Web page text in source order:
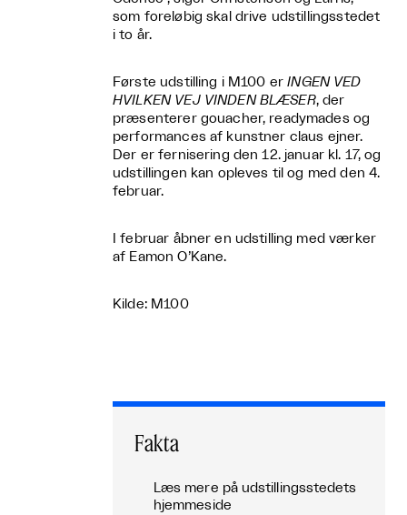
som foreløbig skal drive udstillingsstedet
i to år.
Første udstilling i M100 erINGEN VED
HVILKEN VEJ VINDEN BLÆSER, der
præsenterer gouacher, readymades og
performances af kunstner claus ejner.
Der er fernisering den 12. januar kl. 17, og
udstillingen kan opleves til og med den 4.
februar.
I februar åbner en udstilling med værker
af Eamon O’Kane.
Kilde: M100
Fakta
Læs mere på udstillingsstedets
hjemmeside